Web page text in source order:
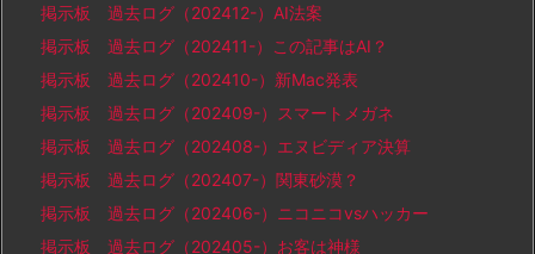
掲示板 過去ログ（202412-）AI法案
掲示板 過去ログ（202411-）この記事はAI？
掲示板 過去ログ（202410-）新Mac発表
掲示板 過去ログ（202409-）スマートメガネ
掲示板 過去ログ（202408-）エヌビディア決算
掲示板 過去ログ（202407-）関東砂漠？
掲示板 過去ログ（202406-）ニコニコvsハッカー
掲示板 過去ログ（202405-）お客は神様